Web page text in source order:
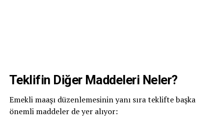
Teklifin Diğer Maddeleri Neler?
Emekli maaşı düzenlemesinin yanı sıra teklifte başka
önemli maddeler de yer alıyor: